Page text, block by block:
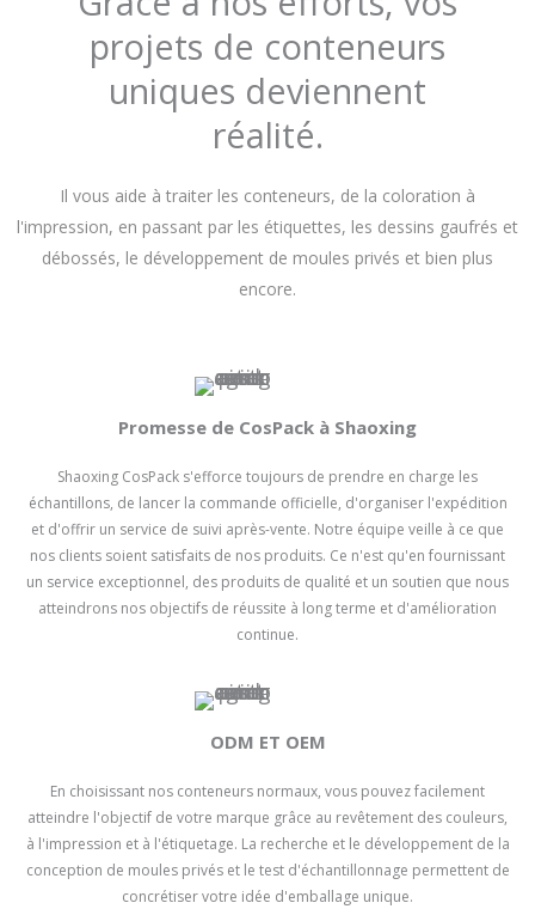
projets de conteneurs
uniques deviennent
réalité.
Il vous aide à traiter les conteneurs, de la coloration à
l'impression, en passant par les étiquettes, les dessins gaufrés et
débossés, le développement de moules privés et bien plus
encore.
Promesse de CosPack à Shaoxing
Shaoxing CosPack s'efforce toujours de prendre en charge les
échantillons, de lancer la commande officielle, d'organiser l'expédition
et d'offrir un service de suivi après-vente. Notre équipe veille à ce que
nos clients soient satisfaits de nos produits. Ce n'est qu'en fournissant
un service exceptionnel, des produits de qualité et un soutien que nous
atteindrons nos objectifs de réussite à long terme et d'amélioration
continue.
ODM ET OEM
En choisissant nos conteneurs normaux, vous pouvez facilement
atteindre l'objectif de votre marque grâce au revêtement des couleurs,
à l'impression et à l'étiquetage. La recherche et le développement de la
conception de moules privés et le test d'échantillonnage permettent de
concrétiser votre idée d'emballage unique.